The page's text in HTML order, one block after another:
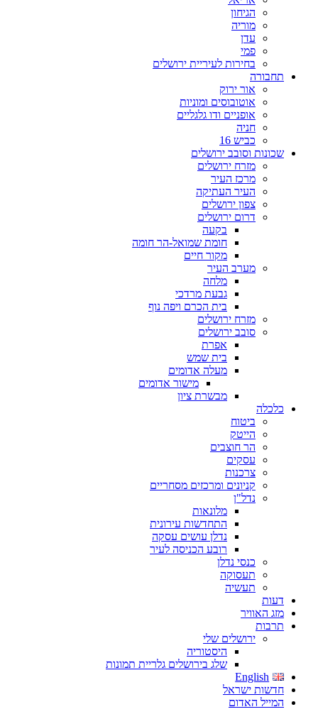
הגיחון
מוריה
עדן
פמי
בחירות לעיריית ירושלים
תחבורה
אור ירוק
אוטובוסים ומוניות
אופניים ודו גלגליים
חניה
כביש 16
שכונות וסובב ירושלים
מזרח ירושלים
מרכז העיר
העיר העתיקה
צפון ירושלים
דרום ירושלים
בקעה
חומת שמואל-הר חומה
מקור חיים
מערב העיר
מלחה
גבעת מרדכי
בית הכרם ויפה נוף
מזרח ירושלים
סובב ירושלים
אפרת
בית שמש
מעלה אדומים
מישור אדומים
מבשרת ציון
כלכלה
ביטוח
הייטק
הר חוצבים
עסקים
צרכנות
קניונים ומרכזים מסחריים
נדל"ן
מלונאות
התחדשות עירונית
נדלן עושים עסקה
רובע הכניסה לעיר
כנסי נדלן
תעסוקה
תעשיה
דעות
מזג האוויר
תרבות
ירושלים שלי
היסטוריה
שלג בירושלים גלריית תמונות
English
חדשות ישראל
המייל האדום